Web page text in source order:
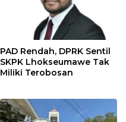
PAD Rendah, DPRK Sentil
SKPK Lhokseumawe Tak
Miliki Terobosan